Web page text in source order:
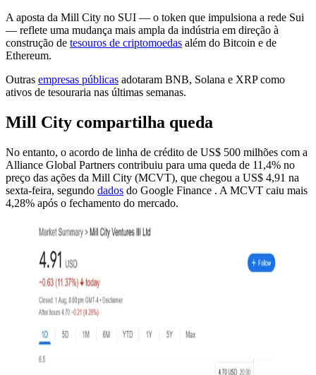
A aposta da Mill City no SUI — o token que impulsiona a rede Sui
— reflete uma mudança mais ampla da indústria em direção à
construção de tesouros de criptomoedas além do Bitcoin e de
Ethereum.
Outras empresas públicas adotaram BNB, Solana e XRP como
ativos de tesouraria nas últimas semanas.
Mill City compartilha queda
No entanto, o acordo de linha de crédito de US$ 500 milhões com a
Alliance Global Partners contribuiu para uma queda de 11,4% no
preço das ações da Mill City (MCVT), que chegou a US$ 4,91 na
sexta-feira, segundo dados do Google Finance . A MCVT caiu mais
4,28% após o fechamento do mercado.